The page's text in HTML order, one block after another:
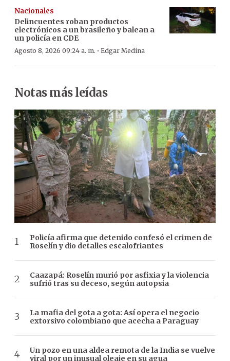
Nacionales
Delincuentes roban productos
electrónicos a un brasileño y balean a
un policía en CDE
Agosto 8, 2026 09:24 a. m. · Edgar Medina
Notas más leídas
Policía afirma que detenido confesó el crimen de
Roselín y dio detalles escalofriantes
Caazapá: Roselín murió por asfixia y la violencia
sufrió tras su deceso, según autopsia
La mafia del gota a gota: Así opera el negocio
extorsivo colombiano que acecha a Paraguay
Un pozo en una aldea remota de la India se vuelve
viral por un inusual oleaje en su agua